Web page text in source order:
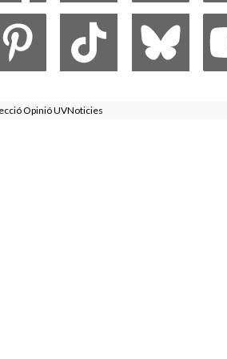
Opinió UVNoticies